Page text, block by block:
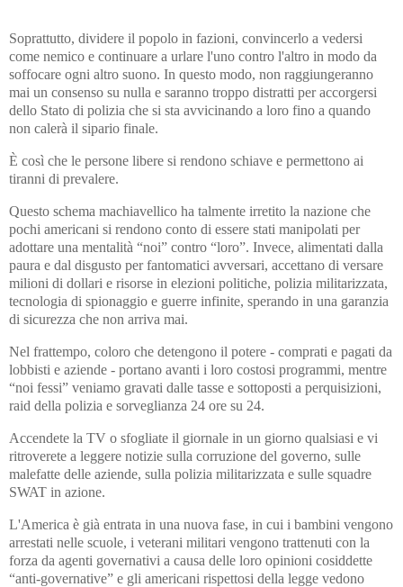
Soprattutto, dividere il popolo in fazioni, convincerlo a vedersi
come nemico e continuare a urlare l'uno contro l'altro in modo da
soffocare ogni altro suono. In questo modo, non raggiungeranno
mai un consenso su nulla e saranno troppo distratti per accorgersi
dello Stato di polizia che si sta avvicinando a loro fino a quando
non calerà il sipario finale.
È così che le persone libere si rendono schiave e permettono ai
tiranni di prevalere.
Questo schema machiavellico ha talmente irretito la nazione che
pochi americani si rendono conto di essere stati manipolati per
adottare una mentalità “noi” contro “loro”. Invece, alimentati dalla
paura e dal disgusto per fantomatici avversari, accettano di versare
milioni di dollari e risorse in elezioni politiche, polizia militarizzata,
tecnologia di spionaggio e guerre infinite, sperando in una garanzia
di sicurezza che non arriva mai.
Nel frattempo, coloro che detengono il potere - comprati e pagati da
lobbisti e aziende - portano avanti i loro costosi programmi, mentre
“noi fessi” veniamo gravati dalle tasse e sottoposti a perquisizioni,
raid della polizia e sorveglianza 24 ore su 24.
Accendete la TV o sfogliate il giornale in un giorno qualsiasi e vi
ritroverete a leggere notizie sulla corruzione del governo, sulle
malefatte delle aziende, sulla polizia militarizzata e sulle squadre
SWAT in azione.
L'America è già entrata in una nuova fase, in cui i bambini vengono
arrestati nelle scuole, i veterani militari vengono trattenuti con la
forza da agenti governativi a causa delle loro opinioni cosiddette
“anti-governative” e gli americani rispettosi della legge vedono